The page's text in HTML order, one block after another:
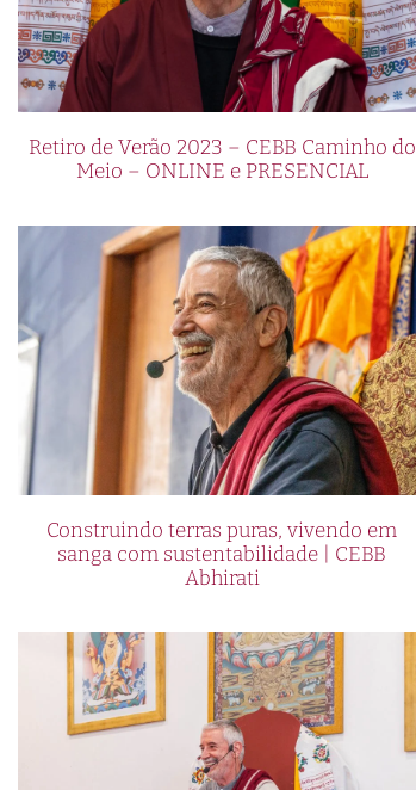
Retiro de Verão 2023 – CEBB Caminho do
Meio – ONLINE e PRESENCIAL
Construindo terras puras, vivendo em
sanga com sustentabilidade | CEBB
Abhirati